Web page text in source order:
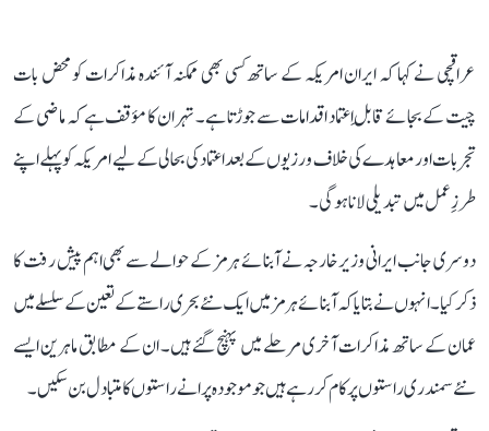
عراقچی نے کہا کہ ایران امریکہ کے ساتھ کسی بھی ممکنہ آئندہ مذاکرات کو محض بات
چیت کے بجائے قابلِ اعتماد اقدامات سے جوڑتا ہے۔ تہران کا مؤقف ہے کہ ماضی کے
تجربات اور معاہدے کی خلاف ورزیوں کے بعد اعتماد کی بحالی کے لیے امریکہ کو پہلے اپنے
طرزِ عمل میں تبدیلی لانا ہوگی۔
دوسری جانب ایرانی وزیر خارجہ نے آبنائے ہرمز کے حوالے سے بھی اہم پیش رفت کا
ذکر کیا۔ انہوں نے بتایا کہ آبنائے ہرمز میں ایک نئے بحری راستے کے تعین کے سلسلے میں
عمان کے ساتھ مذاکرات آخری مرحلے میں پہنچ گئے ہیں۔ ان کے مطابق ماہرین ایسے
نئے سمندری راستوں پر کام کر رہے ہیں جو موجودہ پرانے راستوں کا متبادل بن سکیں۔